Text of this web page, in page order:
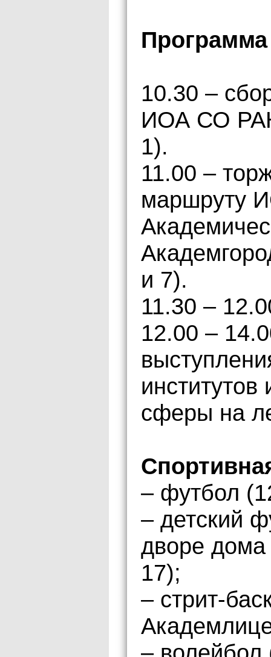
10.30 –
ИОА СО
1).
11.00 –
маршруту
и 7).
11.30 –
12.00 –
сферы на
– футбол
– детский
дворе дома
17);
– стрит-